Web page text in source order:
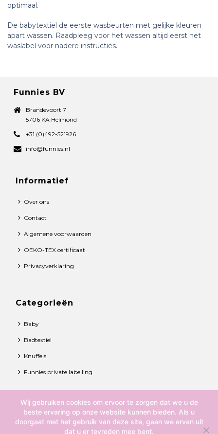
optimaal.
De babytextiel de eerste wasbeurten met gelijke kleuren
apart wassen. Raadpleeg voor het wassen altijd eerst het
waslabel voor nadere instructies.
Funnies BV
Brandevoort 7
5706 KA Helmond
+31 (0)492-521926
info@funnies.nl
Informatief
Over ons
Contact
Algemene voorwaarden
OEKO-TEX certificaat
Privacyverklaring
Categorieën
Baby
Badtextiel
Knuffels
Funnies private labelling
© 2021 Funnies BV. All rights reserved.
Over ons
Wij gebruiken cookies om ervoor te zorgen dat we u de
beste ervaring op onze website kunnen bieden. Als u
doorgaat met het gebruik van deze site, gaan we ervan uit
dat u er tevreden mee bent.